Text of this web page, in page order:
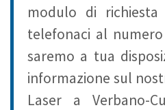
modulo di
telefonaci al numero
saremo a tua
informazione sul
Laser a Verbano-